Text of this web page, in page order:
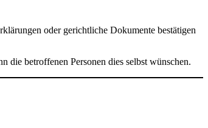
oder gerichtliche Dokumente bestätigen
die betroffenen Personen dies selbst wünschen.